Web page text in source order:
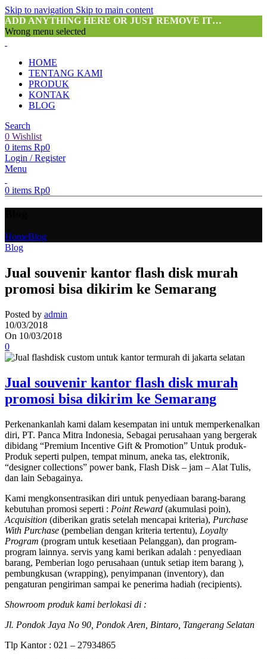
Skip to navigation Skip to main content
ADD ANYTHING HERE OR JUST REMOVE IT…
Wrong menu selected
HOME
TENTANG KAMI
PRODUK
KONTAK
BLOG
Search
0 Wishlist
0 items Rp0
Login / Register
Menu
0 items Rp0
HomeBlog
Blog
Jual souvenir kantor flash disk murah
promosi bisa dikirim ke Semarang
Posted by admin
10/03/2018
On 10/03/2018
0
Jual souvenir kantor flash disk murah
promosi bisa dikirim ke Semarang
Perkenankanlah kami dalam kesempatan ini untuk memperkenalkan
diri, PT. Panca Mitra Indonesia, Sebagai perusahaan yang bergerak
dibidang “Premium Incentive Gift & Promotion” Untuk produk-
Produk seperti pulpen, tempat minum, aneka tas, elektronik,
“designer collections” power bank, Flash Disk – jam – Alat Tulis,
dan lain Sebagainya.
Kami mengkonsentrasikan diri untuk penyediaan barang-barang
kebutuhan promosi seperti : Point Reward (akumulasi poin),
Acquisition (diberikan gratis setelah mencapai kriteria), Purchase
With Purchase (pembelian dengan kriteria tertentu), Loyalty
Program (program untuk kesetiaan Pelanggan), dan program-
program lainnya. servis yang kami berikan adalah : penyediaan
barang, Pemberian logo perusahaan (untuk setiap item barang ),
pembungkusan (wrapping), penyimpanan (inventory), dan
pengaturan pengiriman sampai ke penerima hadiah (recipients).
Showroom produk kami berlokasi di :
Jl. Pondok Jaya No 90, Pondok Aren, Bintaro, Tangerang Selatan
Tlp Kantor : 021 – 27934865